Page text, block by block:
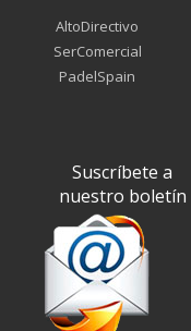
AltoDirectivo
SerComercial
PadelSpain
Suscríbete a
nuestro boletín